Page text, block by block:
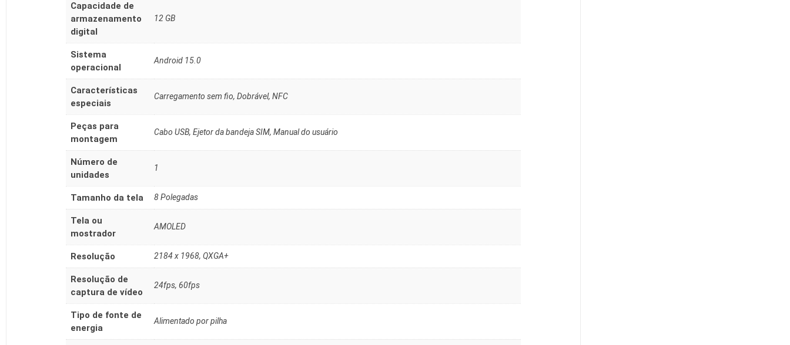
Capacidade de
armazenamento
digital
‎12 GB
Sistema
operacional
‎Android 15.0
Características
especiais
‎Carregamento sem fio, Dobrável, NFC
Peças para
montagem
‎Cabo USB, Ejetor da bandeja SIM, Manual do usuário
Número de
unidades
‎1
Tamanho da tela ‎8 Polegadas
Tela ou
mostrador
‎AMOLED
Resolução ‎2184 x 1968, QXGA+
Resolução de
captura de vídeo
‎24fps, 60fps
Tipo de fonte de
energia
‎Alimentado por pilha